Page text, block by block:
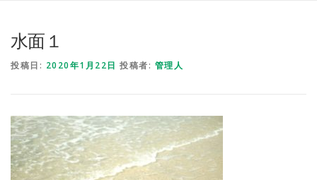
水面１
投稿日: 2020年1月22日 投稿者: 管理人